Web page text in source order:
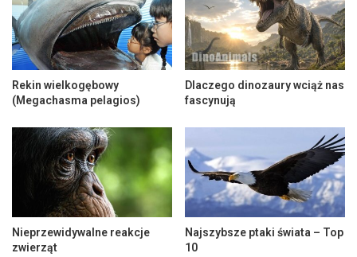
Rekin wielkogębowy
(Megachasma pelagios)
Dlaczego dinozaury wciąż nas
fascynują
Nieprzewidywalne reakcje
zwierząt
Najszybsze ptaki świata – Top
10